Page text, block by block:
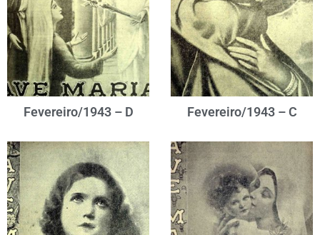
Fevereiro/1943 – D Fevereiro/1943 – C